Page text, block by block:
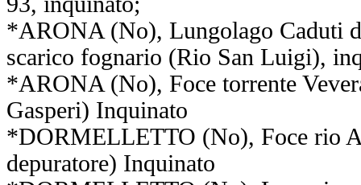
*ARONA (No), Lungolago Caduti
scarico fognario (Rio San Luigi),
*ARONA (No), Foce torrente
Gasperi) Inquinato
*DORMELLETTO (No), Foce rio
depuratore) Inquinato